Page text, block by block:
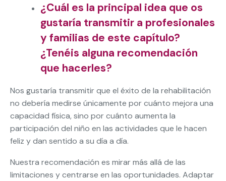
¿Cuál es la principal idea que os
gustaría transmitir a profesionales
y familias de este capítulo?
¿Tenéis alguna recomendación
que hacerles?
Nos gustaría transmitir que el éxito de la rehabilitación
no debería medirse únicamente por cuánto mejora una
capacidad física, sino por cuánto aumenta la
participación del niño en las actividades que le hacen
feliz y dan sentido a su día a día.
Nuestra recomendación es mirar más allá de las
limitaciones y centrarse en las oportunidades. Adaptar